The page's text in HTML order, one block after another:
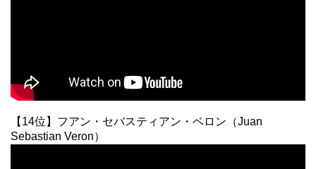
【14位】フアン・セバスティアン・ベロン（Juan
Sebastian Veron）